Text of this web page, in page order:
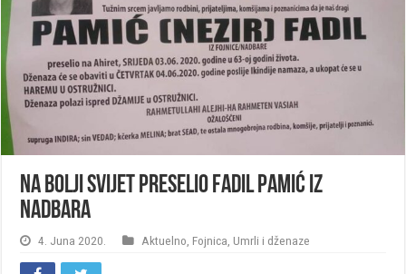
Na Bolji svijet preselio Fadil Pamić iz
Nadbara
4. Juna 2020. Aktuelno Fojnica Umrli i dženaze